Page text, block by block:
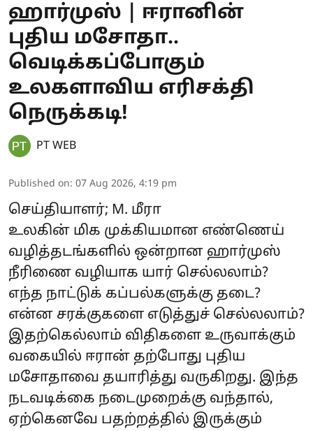
ஹார்முஸ் | ஈரானின்
புதிய மசோதா..
வெடிக்கப்போகும்
உலகளாவிய எரிசக்தி
நெருக்கடி!
PT WEB
Published on: 07 Aug 2026, 4:19 pm
செய்தியாளர்; M. மீரா
உலகின் மிக முக்கியமான எண்ணெய்
வழித்தடங்களில் ஒன்றான ஹார்முஸ்
நீரிணை வழியாக யார் செல்லலாம்?
எந்த நாட்டுக் கப்பல்களுக்கு தடை?
என்ன சரக்குகளை எடுத்துச் செல்லலாம்?
இதற்கெல்லாம் விதிகளை உருவாக்கும்
வகையில் ஈரான் தற்போது புதிய
மசோதாவை தயாரித்து வருகிறது. இந்த
நடவடிக்கை நடைமுறைக்கு வந்தால்,
ஏற்கெனவே பதற்றத்தில் இருக்கும்